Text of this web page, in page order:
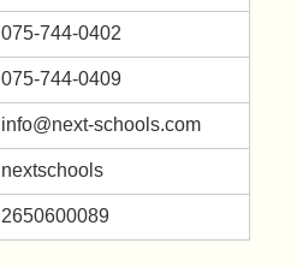
075-744-0402
075-744-0409
info@next-schools.com
nextschools
2650600089